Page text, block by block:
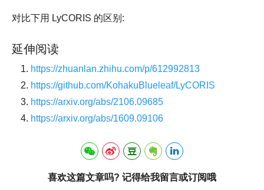
对比下用 LyCORIS 的区别:
延伸阅读
https://zhuanlan.zhihu.com/p/612992813
https://github.com/KohakuBlueleaf/LyCORIS
https://arxiv.org/abs/2106.09685
https://arxiv.org/abs/1609.09106
喜欢这篇文章吗? 记得给我留言或订阅哦